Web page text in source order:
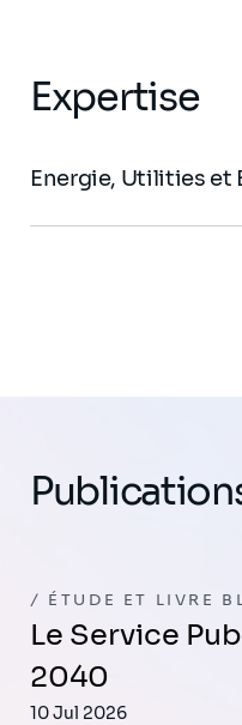
Expertise
Energie, Utilities et
ÉTUDE ET LIVRE
Le Service Public Augmenté de
2040
10 Jul 2026